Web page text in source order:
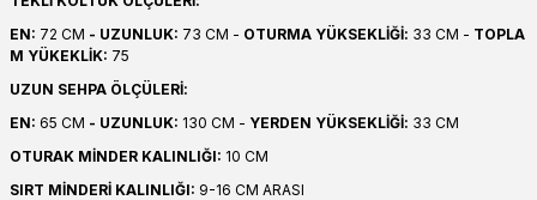
EN: 72 CM - UZUNLUK: 73 CM - OTURMA YÜKSEKLİĞİ: 33 CM - TOPLA
M YÜKEKLİK: 75
UZUN SEHPA ÖLÇÜLERİ:
EN: 65 CM - UZUNLUK: 130 CM - YERDEN YÜKSEKLİĞİ: 33 CM
OTURAK MİNDER KALINLIĞI: 10 CM
SIRT MİNDERİ KALINLIĞI: 9-16 CM ARASI